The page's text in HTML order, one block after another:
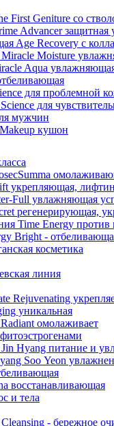
First Geniture со
Advancer защитная
Age Recovery с
Miracle Moisture
Aqua
для проблемной
для
мужчин
кушон
укрепляющая,
Full увлажняющая
регенерирующая,
Time Energy против
Bright -
косметика
линия
Rejuvenating
уникальная
омолаживает
Hyang питание и
Soo Yeon
восстанавливающая
и тела
- бережное